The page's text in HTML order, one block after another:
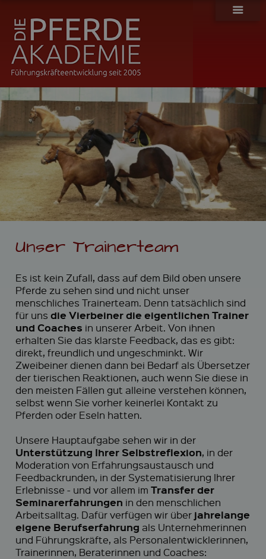
Unser Trainerteam
Es ist kein Zufall, dass auf dem Bild oben unsere
Pferde zu sehen sind und nicht unser
menschliches Trainerteam. Denn tatsächlich sind
für uns die Vierbeiner die eigentlichen Trainer
und Coaches in unserer Arbeit. Von ihnen
erhalten Sie das klarste Feedback, das es gibt:
direkt, freundlich und ungeschminkt. Wir
Zweibeiner dienen dann bei Bedarf als Übersetzer
der tierischen Reaktionen, auch wenn Sie diese in
den meisten Fällen gut alleine verstehen können,
selbst wenn Sie vorher keinerlei Kontakt zu
Pferden oder Eseln hatten.
Unsere Hauptaufgabe sehen wir in der
Unterstützung Ihrer Selbstreflexion, in der
Moderation von Erfahrungsaustausch und
Feedbackrunden, in der Systematisierung Ihrer
Erlebnisse - und vor allem im Transfer der
Seminarerfahrungen in den menschlichen
Arbeitsalltag. Dafür verfügen wir über jahrelange
eigene Berufserfahrung als Unternehmerinnen
und Führungskräfte, als Personalentwicklerinnen,
Trainerinnen, Beraterinnen und Coaches: